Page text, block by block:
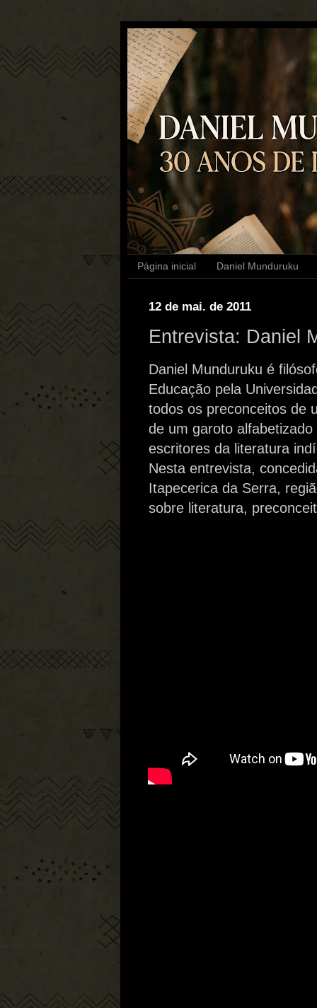
Página inicial Daniel Munduruku
12 de mai. de 2011
Entrevista: Daniel
Daniel Munduruku é
Educação pela
todos os preconceitos de
de um garoto
escritores da literatura
Nesta entrevista,
Itapecerica da Serra,
sobre literatura,